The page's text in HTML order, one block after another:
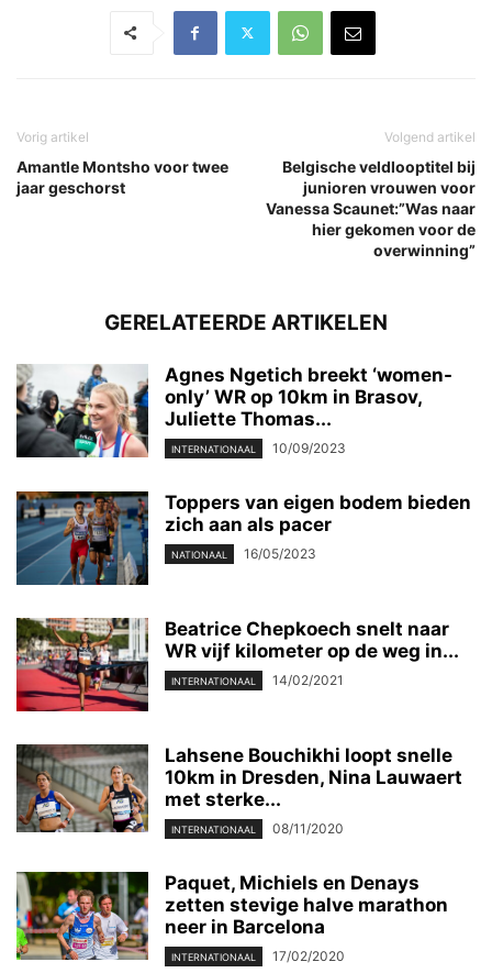
Vorig artikel
Amantle Montsho voor twee
jaar geschorst
Volgend artikel
Belgische veldlooptitel bij
junioren vrouwen voor
Vanessa Scaunet:”Was naar
hier gekomen voor de
overwinning”
GERELATEERDE ARTIKELEN
Agnes Ngetich breekt ‘women-
only’ WR op 10km in Brasov,
Juliette Thomas...
INTERNATIONAAL 10/09/2023
Toppers van eigen bodem bieden
zich aan als pacer
NATIONAAL 16/05/2023
Beatrice Chepkoech snelt naar
WR vijf kilometer op de weg in...
INTERNATIONAAL 14/02/2021
Lahsene Bouchikhi loopt snelle
10km in Dresden, Nina Lauwaert
met sterke...
INTERNATIONAAL 08/11/2020
Paquet, Michiels en Denays
zetten stevige halve marathon
neer in Barcelona
INTERNATIONAAL 17/02/2020